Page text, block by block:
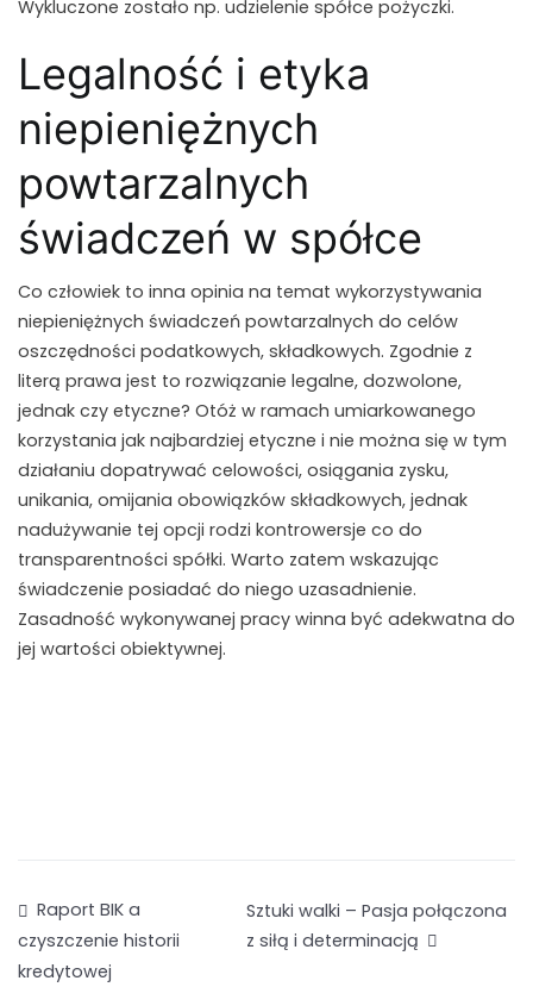
Wykluczone zostało np. udzielenie spółce pożyczki.
Legalność i etyka
niepieniężnych
powtarzalnych
świadczeń w spółce
Co człowiek to inna opinia na temat wykorzystywania
niepieniężnych świadczeń powtarzalnych do celów
oszczędności podatkowych, składkowych. Zgodnie z
literą prawa jest to rozwiązanie legalne, dozwolone,
jednak czy etyczne? Otóż w ramach umiarkowanego
korzystania jak najbardziej etyczne i nie można się w tym
działaniu dopatrywać celowości, osiągania zysku,
unikania, omijania obowiązków składkowych, jednak
nadużywanie tej opcji rodzi kontrowersje co do
transparentności spółki. Warto zatem wskazując
świadczenie posiadać do niego uzasadnienie.
Zasadność wykonywanej pracy winna być adekwatna do
jej wartości obiektywnej.
Zobacz
wpisy
Raport BIK a
czyszczenie historii
kredytowej
Sztuki walki – Pasja połączona
z siłą i determinacją